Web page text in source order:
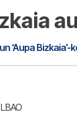
‘Aupa Bizkaia’-
aurkezpena |